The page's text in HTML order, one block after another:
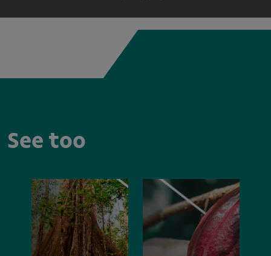
See too